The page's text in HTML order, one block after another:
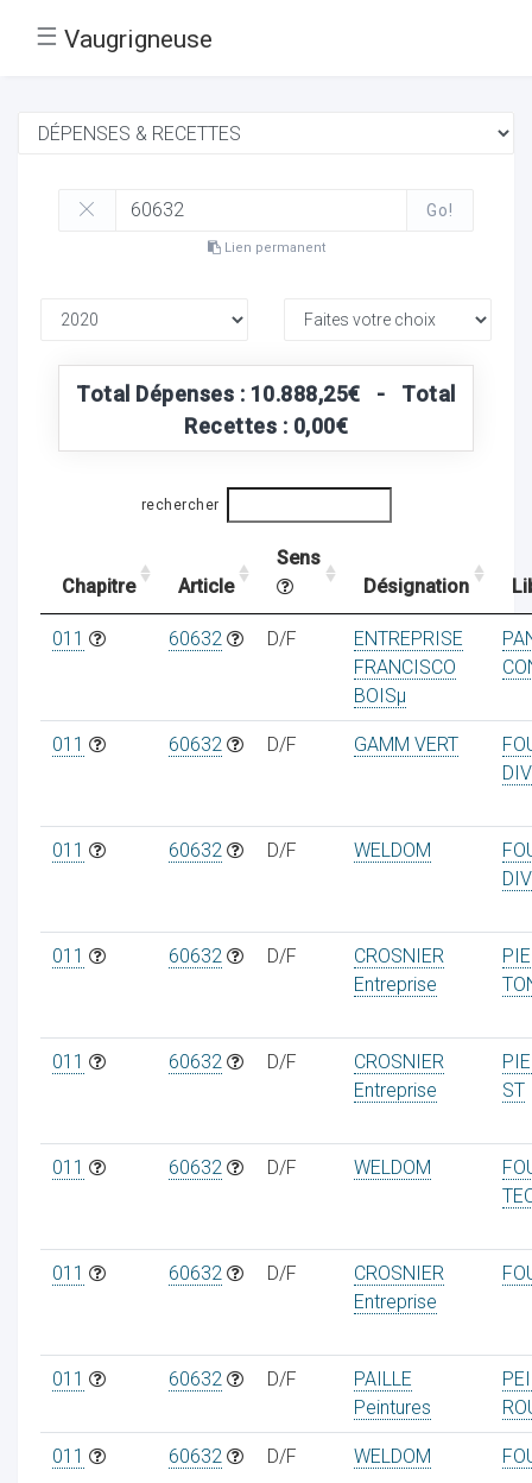
☰ Vaugrigneuse
Go!
Lien permanent
Total Dépenses : 10.888,25€ - Total
Recettes : 0,00€
rechercher
Chapitre Article
Sens
Désignation
011 60632 D/F
ENTREPRISE
FRANCISCO
BOISµ
011 60632 D/F GAMM VERT
011 60632 D/F WELDOM
011 60632 D/F
CROSNIER
Entreprise
011 60632 D/F
CROSNIER
Entreprise
ST
011 60632 D/F WELDOM
011 60632 D/F
CROSNIER
Entreprise
011 60632 D/F
PAILLE
Peintures
011 60632 D/F WELDOM